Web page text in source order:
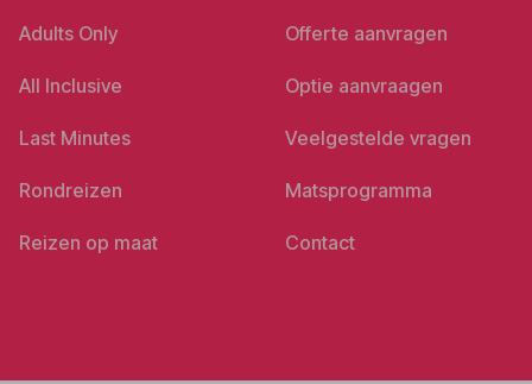
Adults Only
All Inclusive
Last Minutes
Rondreizen
Reizen op maat
Offerte aanvragen
Optie aanvraagen
Veelgestelde vragen
Matsprogramma
Contact